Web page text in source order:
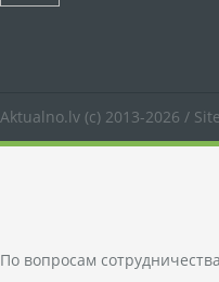
Aktualno.lv (c) 2013-2026 /
По вопросам